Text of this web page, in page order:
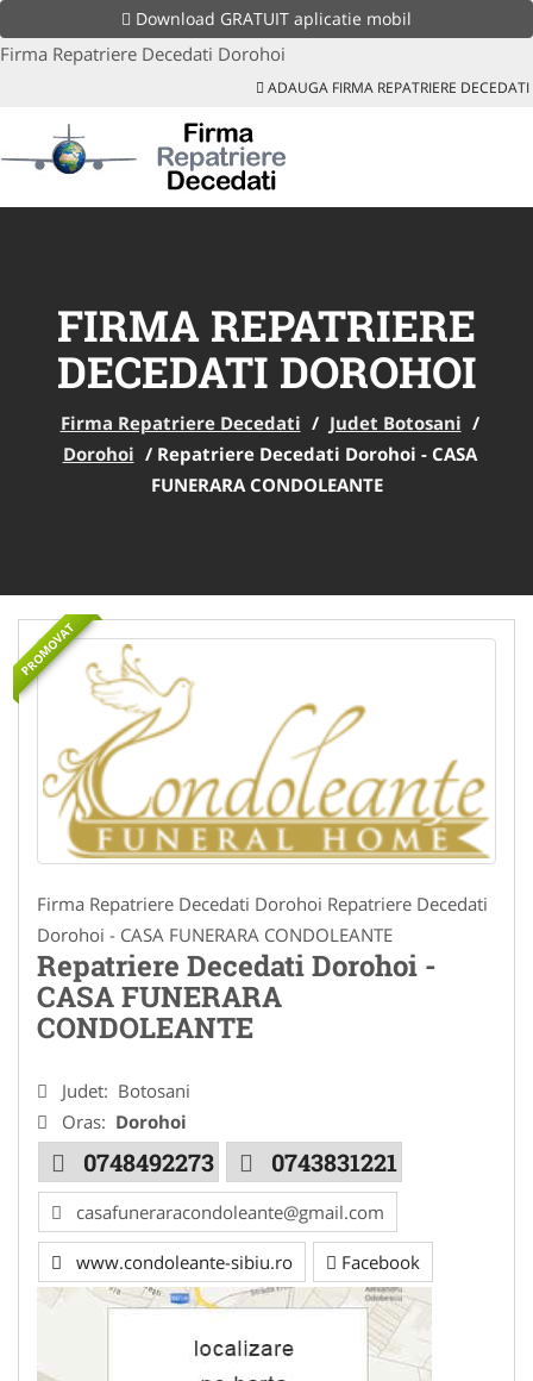
Download GRATUIT aplicatie mobil
Firma Repatriere Decedati Dorohoi
ADAUGA FIRMA REPATRIERE DECEDATI
FIRMA REPATRIERE
DECEDATI DOROHOI
Firma Repatriere Decedati / Judet Botosani /
Dorohoi / Repatriere Decedati Dorohoi - CASA
FUNERARA CONDOLEANTE
PROMOVAT
Firma Repatriere Decedati Dorohoi Repatriere Decedati
Dorohoi - CASA FUNERARA CONDOLEANTE
Repatriere Decedati Dorohoi -
CASA FUNERARA
CONDOLEANTE
Judet: Botosani
Oras: Dorohoi
0748492273 0743831221
casafuneraracondoleante@gmail.com
www.condoleante-sibiu.ro Facebook